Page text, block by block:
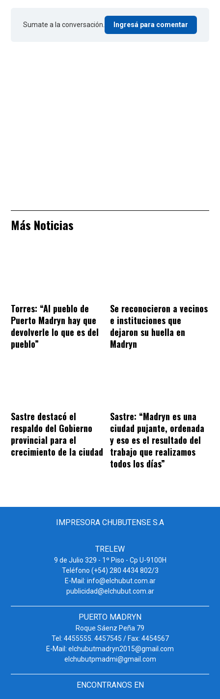
Sumate a la conversación. Ingresá para comentar
Más Noticias
Torres: “Al pueblo de
Puerto Madryn hay que
devolverle lo que es del
pueblo”
Se reconocieron a vecinos
e instituciones que
dejaron su huella en
Madryn
Sastre destacó el
respaldo del Gobierno
provincial para el
crecimiento de la ciudad
Sastre: “Madryn es una
ciudad pujante, ordenada
y eso es el resultado del
trabajo que realizamos
todos los días”
IMPRESORA CHUBUTENSE S.A
TRELEW
9 de Julio 329 - 1º Piso - Cp U-9100H
Teléfono (+54) 280 4434 802/3
E-Mail: info@elchubut.com.ar
publicidad@elchubut.com.ar
PUERTO MADRYN
Roque Sáenz Peña 79
Tel: 4455555. 4457545 / Fax: 4454567
E-Mail: elchubutmadryn2015@gmail.com
elchubutpmadmi@gmail.com
ENCONTRANOS EN